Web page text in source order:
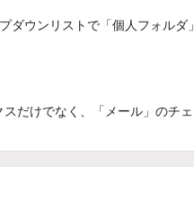
ダウンリストで「個人フォルダ
だけでなく、「メール」のチ